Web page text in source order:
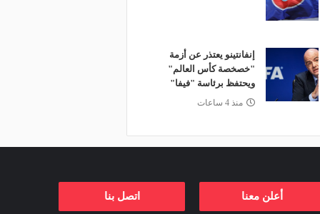
إنفانتينو يعتذر عن أزمة
"خصخصة كأس العالم"
ويحتفظ برئاسة "فيفا"
منذ 4 ساعات
أعلن معنا اتصل بنا